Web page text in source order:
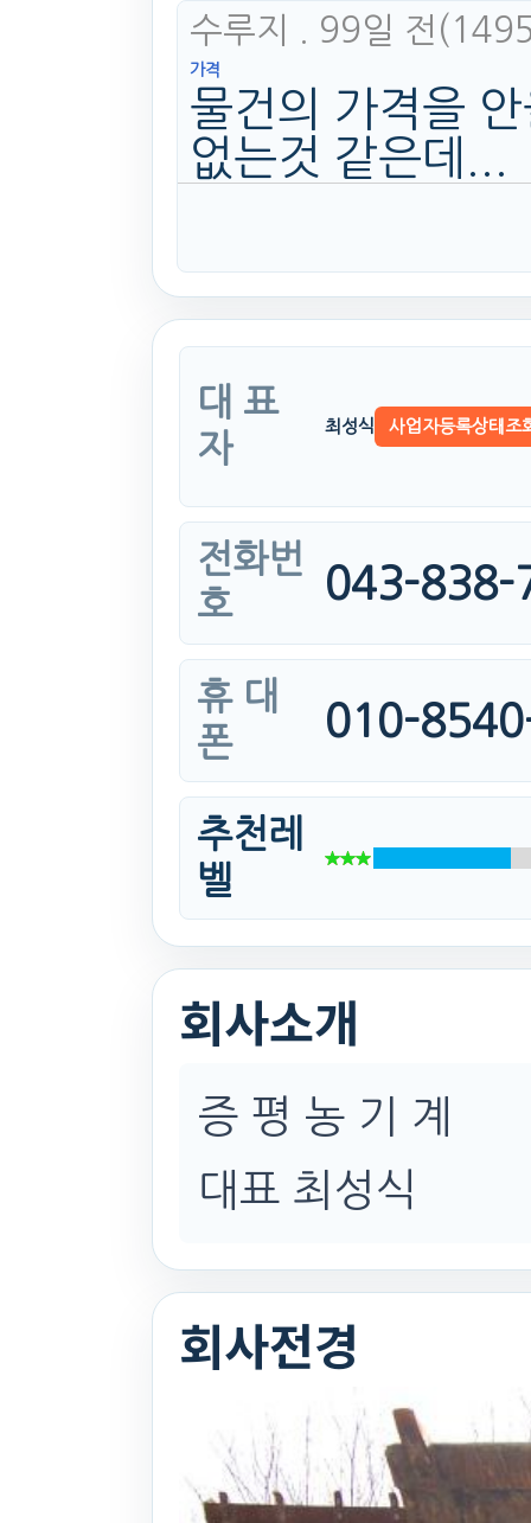
수루지 . 99일 전
가격
물건의 가격을
없는것 같은데...
대 표
자
최성식 사업자등록상태조
전화번
호
043-838-
휴 대
폰
010-
추천레
벨
회사소개
증 평 농 기 계
대표 최성식
회사전경